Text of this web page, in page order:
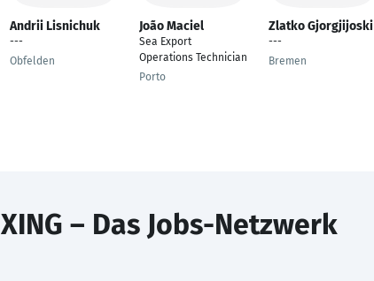
Andrii Lisnichuk
---
Obfelden
João Maciel
Sea Export
Operations Technician
Porto
Zlatko Gjorgjijoski
---
Bremen
XING – Das Jobs-Netzwerk